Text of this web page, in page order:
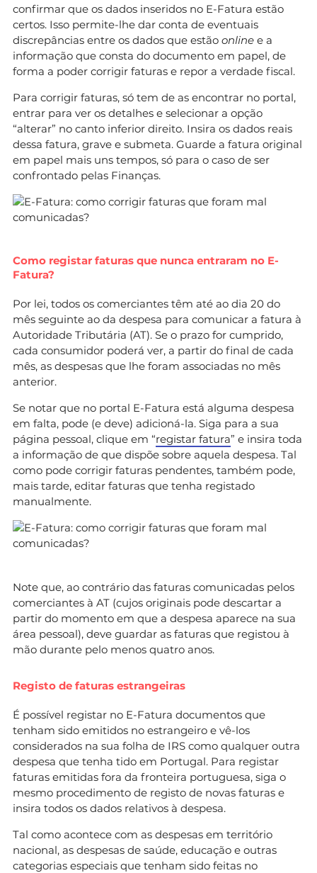
confirmar que os dados inseridos no E-Fatura estão
certos. Isso permite-lhe dar conta de eventuais
discrepâncias entre os dados que estão online e a
informação que consta do documento em papel, de
forma a poder corrigir faturas e repor a verdade fiscal.
Para corrigir faturas, só tem de as encontrar no portal,
entrar para ver os detalhes e selecionar a opção
“alterar” no canto inferior direito. Insira os dados reais
dessa fatura, grave e submeta. Guarde a fatura original
em papel mais uns tempos, só para o caso de ser
confrontado pelas Finanças.
Como registar faturas que nunca entraram no E-
Fatura?
Por lei, todos os comerciantes têm até ao dia 20 do
mês seguinte ao da despesa para comunicar a fatura à
Autoridade Tributária (AT). Se o prazo for cumprido,
cada consumidor poderá ver, a partir do final de cada
mês, as despesas que lhe foram associadas no mês
anterior.
Se notar que no portal E-Fatura está alguma despesa
em falta, pode (e deve) adicioná-la. Siga para a sua
página pessoal, clique em “registar fatura” e insira toda
a informação de que dispõe sobre aquela despesa. Tal
como pode corrigir faturas pendentes, também pode,
mais tarde, editar faturas que tenha registado
manualmente.
Note que, ao contrário das faturas comunicadas pelos
comerciantes à AT (cujos originais pode descartar a
partir do momento em que a despesa aparece na sua
área pessoal), deve guardar as faturas que registou à
mão durante pelo menos quatro anos.
Registo de faturas estrangeiras
É possível registar no E-Fatura documentos que
tenham sido emitidos no estrangeiro e vê-los
considerados na sua folha de IRS como qualquer outra
despesa que tenha tido em Portugal. Para registar
faturas emitidas fora da fronteira portuguesa, siga o
mesmo procedimento de registo de novas faturas e
insira todos os dados relativos à despesa.
Tal como acontece com as despesas em território
nacional, as despesas de saúde, educação e outras
categorias especiais que tenham sido feitas no